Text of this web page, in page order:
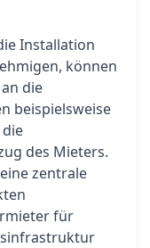
Installation
können
die
beispielsweise
des Mieters.
zentrale
für